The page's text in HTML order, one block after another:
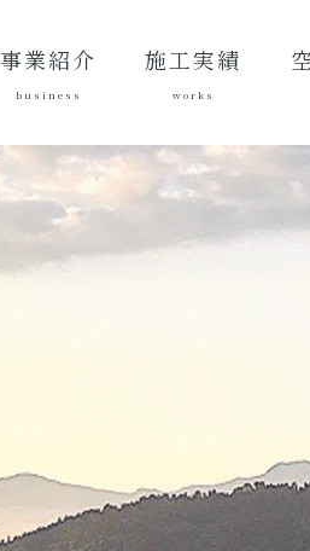
事業紹介
business
施工実績
works
績
績